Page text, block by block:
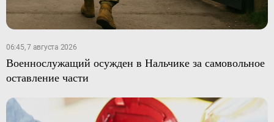
06:45, 7 августа 2026
Военнослужащий осужден в Нальчике за самовольное
оставление части